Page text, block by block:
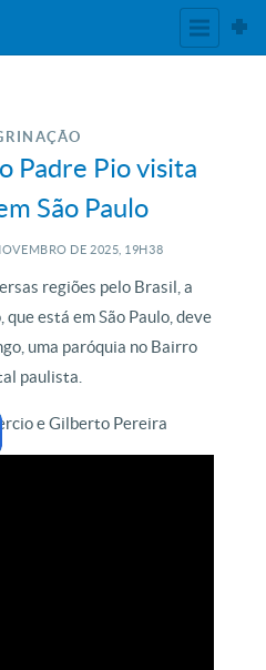
Padre Pio visita
São Paulo
DE 2025, 19H38
regiões pelo Brasil, a
que está em São Paulo, deve
uma paróquia no Bairro
paulista.
e Gilberto Pereira